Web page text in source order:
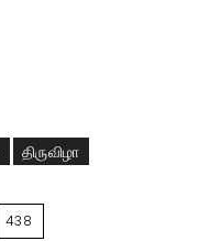
திருவிழா
438